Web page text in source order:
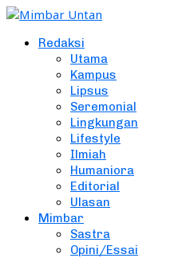
Redaksi
Utama
Kampus
Lipsus
Seremonial
Lingkungan
Lifestyle
Ilmiah
Humaniora
Editorial
Ulasan
Mimbar
Sastra
Opini/Essai